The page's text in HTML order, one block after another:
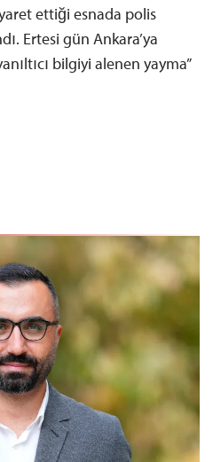
ettiği esnada polis
Ertesi gün Ankara’ya
bilgiyi alenen yayma”